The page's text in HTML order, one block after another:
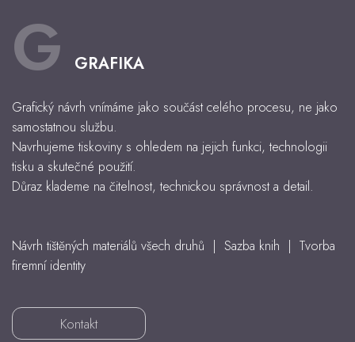
G GRAFIKA
Grafický návrh vnímáme jako součást celého procesu, ne jako
samostatnou službu.
Navrhujeme tiskoviny s ohledem na jejich funkci, technologii
tisku a skutečné použití.
Důraz klademe na čitelnost, technickou správnost a detail.
Návrh tištěných materiálů všech druhů | Sazba knih | Tvorba
firemní identity
Kontakt